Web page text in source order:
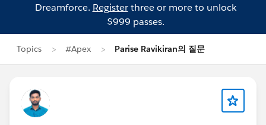
Dreamforce. Registerthree or more to unlock
$999 passes.
Topics #Apex Parise Ravikiran의 질문